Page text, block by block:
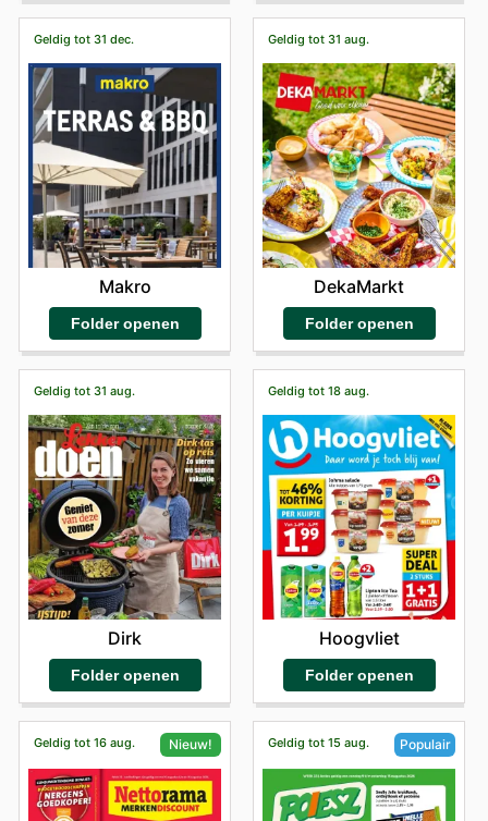
Het winkelen bij Sligro biedt klanten aanzienlijke
voordelen. Zij profiteren van scherpe prijzen op
van aantrekkelijke promoties op hun favoriete merken.
Sligro moedigt klanten aan om de nieuwste
aanbiedingen online te verkennen en op de hoogte te
blijven van zowel nieuwe producten als tijdelijke
kortingsacties.
Vind uw favoriete merken bij Sligro – ontdek vandaag
nog hun online aanbiedingen.
Geldig tot 31 dec.
Makro
Folder openen
Geldig tot 31 aug.
DekaMarkt
Folder openen
Geldig tot 31 aug.
Dirk
Folder openen
Geldig tot 18 aug.
Hoogvliet
Folder openen
Geldig tot 16 aug. Nieuw! Geldig tot 15 aug. Populair